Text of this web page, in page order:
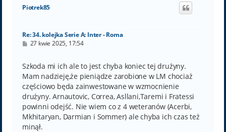
Piotrek85
Re: 34. kolejka Serie A: Inter - Roma
P
t
27 kwie 2025, 17:54
Szkoda mi ich ale to jest chyba koniec tej drużyny.
Mam nadzieję,że pieniądze zarobione w LM chociaż
częściowo będa zainwestowane w wzmocnienie
drużyny. Arnautovic, Correa, Asllani,Taremi i Fratessi
powinni odejść. Nie wiem co z 4 weteranów (Acerbi,
Mkhitaryan, Darmian i Sommer) ale chyba ich czas też
minął.